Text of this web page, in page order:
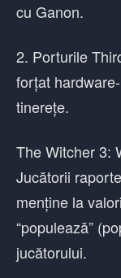
cu Ganon.
2. Porturile
forțat
tinerețe.
The Witcher 3:
Jucătorii
menține la
“populează”
jucătorului.